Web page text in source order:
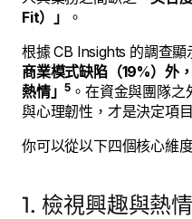
Fit）」
。
根據 CB Insights 的調查顯
商業模式缺陷（19%）外
熱情」5 。在資金與團隊
與心理韌性，才是決定項
你可以從以下四個核心維
1. 檢視興趣與熱